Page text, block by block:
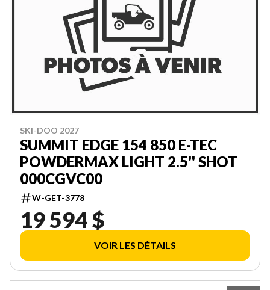
SKI-DOO 2027
SUMMIT EDGE 154 850 E-TEC
POWDERMAX LIGHT 2.5'' SHOT
000CGVC00
W-GET-3778
19 594 $
VOIR LES DÉTAILS